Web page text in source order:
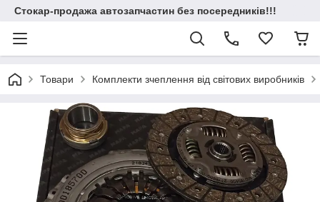
Стокар-продажа автозапчастин без посередників!!!
Товари Комплекти зчеплення від світових виробників